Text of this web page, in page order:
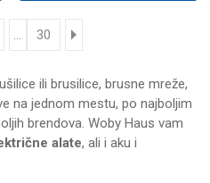
... 30
ili brusilice, brusne mreže,
na jednom mestu, po najboljim
brendova. Woby Haus vam
alate, ali i aku i